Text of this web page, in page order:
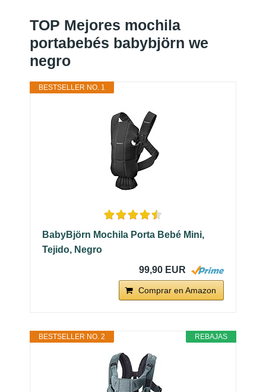
TOP Mejores mochila
portabebés babybjörn we
negro
BESTSELLER NO. 1
BabyBjörn Mochila Porta Bebé Mini,
Tejido, Negro
99,90 EUR
Comprar en Amazon
REBAJAS
BESTSELLER NO. 2